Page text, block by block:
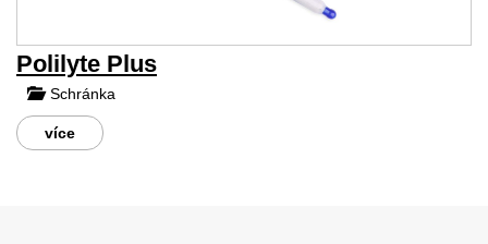
Polilyte Plus
Schránka
více